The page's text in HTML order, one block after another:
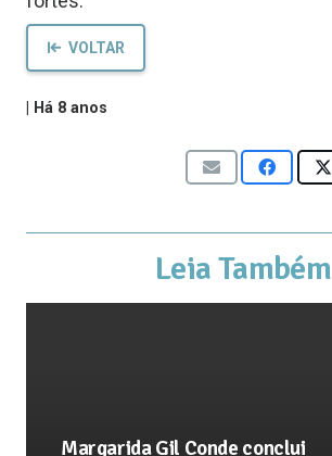
VOLTAR
Há 8 anos
Leia Também
Margarida Gil Conde conclui